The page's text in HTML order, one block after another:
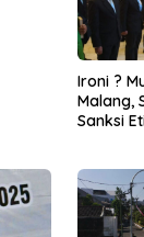
Ironi ?
Malang,
Sanksi